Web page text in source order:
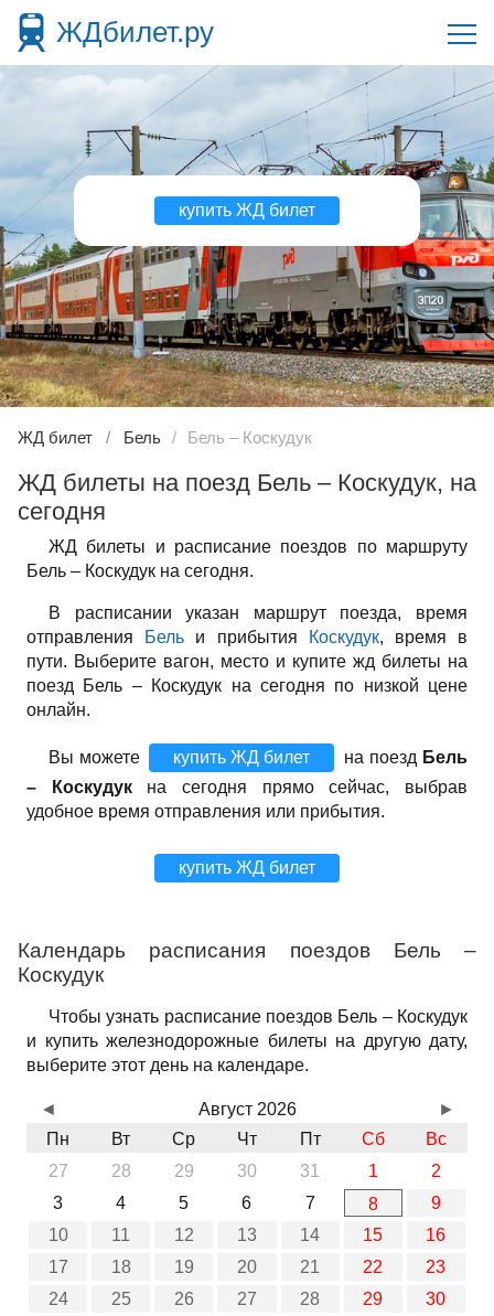
ЖДбилет.ру
купить ЖД билет
ЖД билет Бель Бель – Коскудук
ЖД билеты на поезд Бель – Коскудук, на
сегодня
ЖД билеты и расписание поездов по маршруту
Бель – Коскудук на сегодня.
В расписании указан маршрут поезда, время
отправления
Бель и прибытия Коскудук, время в
пути. Выберите вагон, место и купите жд билеты на
поезд Бель – Коскудук на сегодня по низкой цене
онлайн.
Вы можете купить ЖД билет на поезд Бель
– Коскудукна сегодня прямо сейчас, выбрав
удобное время отправления или прибытия.
купить ЖД билет
Календарь расписания поездов Бель –
Коскудук
Чтобы узнать расписание поездов Бель – Коскудук
и купить железнодорожные билеты на другую дату,
выберите этот день на календаре.
Август 2026
Пн
Вт Ср Чт Пт Сб
Вс
27
28 29 30 31 1
2
3
4 5 6 7 8
9
10
11 12 13 14 15
16
17
18 19 20 21 22
23
24
25 26 27 28 29
30
◄ ►